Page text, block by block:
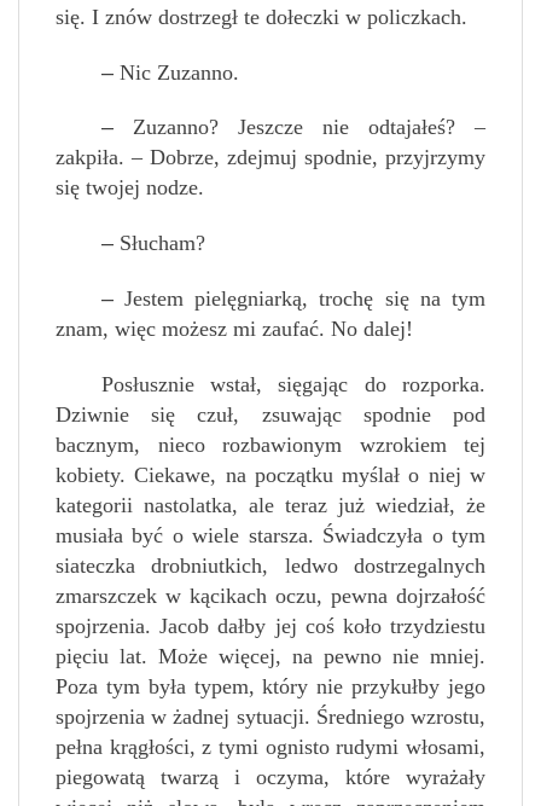
się. I znów dostrzegł te dołeczki w policzkach.
– Nic Zuzanno.
– Zuzanno? Jeszcze nie odtajałeś? –
zakpiła. – Dobrze, zdejmuj spodnie, przyjrzymy
się twojej nodze.
– Słucham?
– Jestem pielęgniarką, trochę się na tym
znam, więc możesz mi zaufać. No dalej!
Posłusznie wstał, sięgając do rozporka.
Dziwnie się czuł, zsuwając spodnie pod
bacznym, nieco rozbawionym wzrokiem tej
kobiety. Ciekawe, na początku myślał o niej w
kategorii nastolatka, ale teraz już wiedział, że
musiała być o wiele starsza. Świadczyła o tym
siateczka drobniutkich, ledwo dostrzegalnych
zmarszczek w kącikach oczu, pewna dojrzałość
spojrzenia. Jacob dałby jej coś koło trzydziestu
pięciu lat. Może więcej, na pewno nie mniej.
Poza tym była typem, który nie przykułby jego
spojrzenia w żadnej sytuacji. Średniego wzrostu,
pełna krągłości, z tymi ognisto rudymi włosami,
piegowatą twarzą i oczyma, które wyrażały